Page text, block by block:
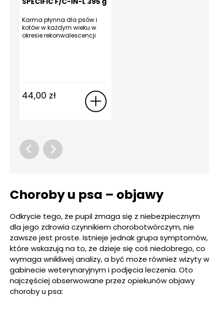
Karma płynna dla psów i
kotów w każdym wieku w
okresie rekonwalescencji
44,00 zł
Choroby u psa – objawy
Odkrycie tego, że pupil zmaga się z niebezpiecznym
dla jego zdrowia czynnikiem chorobotwórczym, nie
zawsze jest proste. Istnieje jednak grupa symptomów,
które wskazują na to, że dzieje się coś niedobrego, co
wymaga wnikliwej analizy, a być może również wizyty w
gabinecie weterynaryjnym i podjęcia leczenia. Oto
najczęściej obserwowane przez opiekunów objawy
choroby u psa: